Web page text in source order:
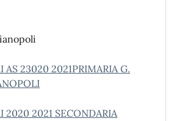
AS 23020 2021PRIMARIA G.
2020 2021 SECONDARIA